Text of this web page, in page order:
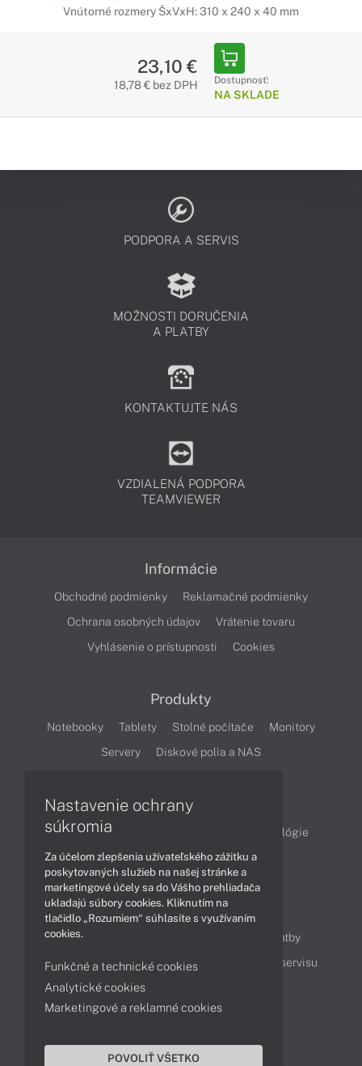
Vnútorné rozmery ŠxVxH: 310 x 240 x 40 mm
23,10 €
18,78 € bez DPH Dostupnosť:
NA SKLADE
PODPORA A SERVIS
MOŽNOSTI DORUČENIA
A PLATBY
KONTAKTUJTE NÁS
VZDIALENÁ PODPORA
TEAMVIEWER
Informácie
Obchodné podmienky
Reklamačné podmienky
Ochrana osobných údajov
Vrátenie tovaru
Vyhlásenie o prístupnosti
Cookies
Produkty
Notebooky Tablety Stolné počítače
Monitory
Servery
Diskové polia a NAS
Články
Obchodné informácie
Technológie
Videá
Obsah
Ako nakupovať
Možnosti doručenia a platby
Podpora a servis
Servisné služby Cenník servisu
Kontakty
043 4224 771
Obchodné oddelenie
Nastavenie ochrany
súkromia
Za účelom zlepšenia užívateľského zážitku a
poskytovaných služieb na našej stránke a
marketingové účely sa do Vášho prehliadača
ukladajú súbory cookies. Kliknutím na
tlačidlo „Rozumiem“ súhlasíte s využívaním
cookies.
Funkčné a technické cookies
Analytické cookies
Marketingové a reklamné cookies
POVOLIŤ VŠETKO